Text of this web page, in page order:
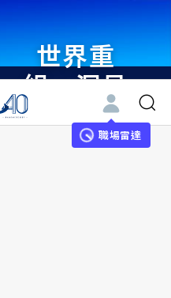
世界重
組・洞見
未來 與
世界領袖
職場雷達